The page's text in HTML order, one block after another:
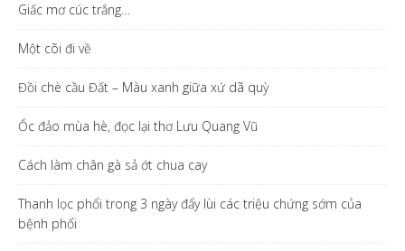
Giấc mơ cúc trắng…
Một cõi đi về
Đồi chè cầu Đất – Màu xanh giữa xứ dã quỳ
Ốc đảo mùa hè, đọc lại thơ Lưu Quang Vũ
Cách làm chân gà sả ớt chua cay
Thanh lọc phổi trong 3 ngày đẩy lùi các triệu chứng sớm của
bệnh phổi